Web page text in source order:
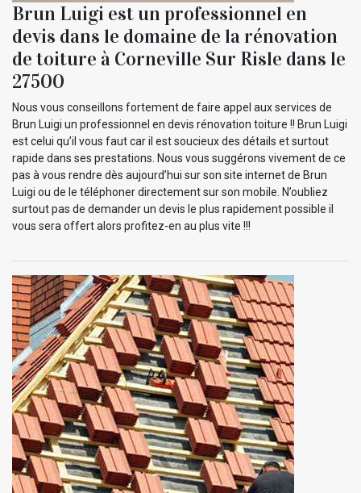
Brun Luigi est un professionnel en
devis dans le domaine de la rénovation
de toiture à Corneville Sur Risle dans le
27500
Nous vous conseillons fortement de faire appel aux services de
Brun Luigi un professionnel en devis rénovation toiture !! Brun Luigi
est celui qu’il vous faut car il est soucieux des détails et surtout
rapide dans ses prestations. Nous vous suggérons vivement de ce
pas à vous rendre dès aujourd’hui sur son site internet de Brun
Luigi ou de le téléphoner directement sur son mobile. N’oubliez
surtout pas de demander un devis le plus rapidement possible il
vous sera offert alors profitez-en au plus vite !!!